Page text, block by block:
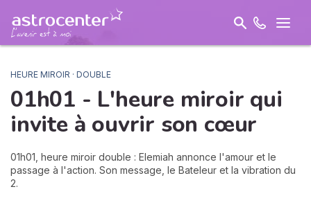
HEURE MIROIR · DOUBLE
01h01 - L'heure miroir qui
invite à ouvrir son cœur
01h01, heure miroir double : Elemiah annonce l'amour et le
passage à l'action. Son message, le Bateleur et la vibration du
2.